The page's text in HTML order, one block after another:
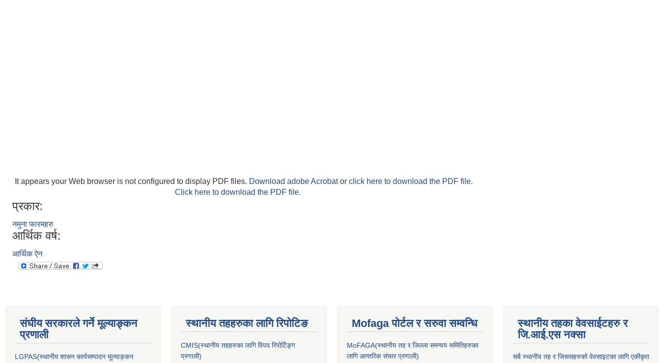
It appears your Web browser is not configured to display PDF files. Download adobe Acrobator click here to download the PDF file.
Click here to download the PDF file.
प्रकार:
नमुना फारमहरु
आर्थिक वर्ष:
आर्थिक ऐन
संघीय सरकारले गर्ने मूल्याङ्कन
प्रणाली
LGPAS(स्थानीय शासन कार्यसम्पादन मूल्याङ्कन
स्थानीय तहहरुका लागि रिपोटिङ
CMIS(स्थानीय तहहरुका लागि विपद रिपोर्टिङ्ग
प्रणाली)
Mofaga पोर्टल र सरुवा सम्वन्धि
MoFAGA(स्थानीय तह र जिल्ला समन्वय समितिहरुका
लागि आन्तरिक संचार प्रणाली)
स्थानीय तहका वेवसाईटहरु र
जि.आई.एस नक्सा
सबै स्थानीय तह र जिससहरुको वेवसाइटका लागि एकीकृत